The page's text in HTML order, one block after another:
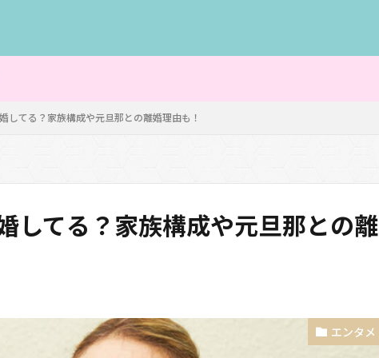
してる？家族構成や元旦那との離婚理由も！
してる？家族構成や元旦那との離
エンタメ